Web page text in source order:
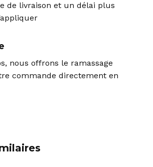
de livraison et un délai plus
nous offrons le ramassage
commande directement en